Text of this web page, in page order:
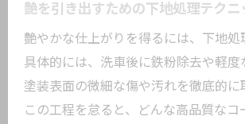
艶を引き出すための下地処理テクニ
艶やかな仕上がりを得るには、下地処
具体的には、洗車後に鉄粉除去や軽度
塗装表面の微細な傷や汚れを徹底的に
この工程を怠ると、どんな高品質なコ